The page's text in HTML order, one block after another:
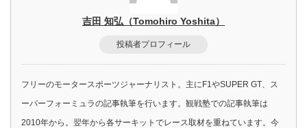
吉田 知弘（Tomohiro Yoshita）
投稿者プロフィール
フリーのモータースポーツジャーナリスト。主にF1やSUPER GT、ス
ーパーフォーミュラの記事執筆を行います。観戦塾での記事執筆は
2010年から。翌年から各サーキットでレース取材を重ねています。今